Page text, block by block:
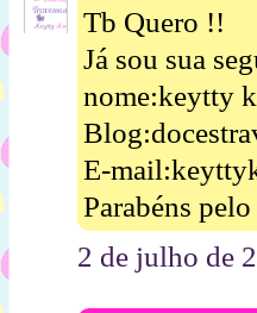
Tb Quero !!
Já sou sua
nome:keytty
E-
Parabéns
2 de julho de